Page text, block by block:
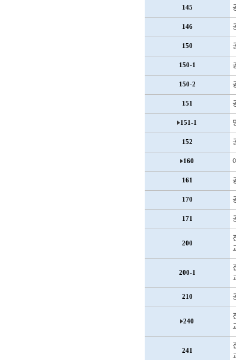
145
146
150
150-1
150-2
151
151-1
152
160
161
170
171
200
200-1
210
240
241